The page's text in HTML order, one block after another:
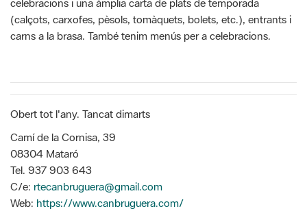
celebracions i una àmplia carta de plats de temporada
(calçots, carxofes, pèsols, tomàquets, bolets, etc.), entrants i
carns a la brasa. També tenim menús per a celebracions.
Obert tot l'any. Tancat dimarts
Camí de la Cornisa, 39
08304 Mataró
Tel. 937 903 643
C/e: rtecanbruguera@gmail.com
Web: https://www.canbruguera.com/